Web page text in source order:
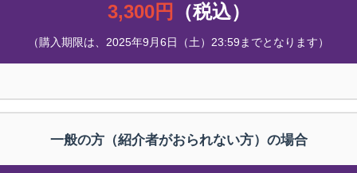
3,300円 （税込）
（購入期限は、2025年9月6日（土）23:59までとなります）
一般の方（紹介者がおられない方）の場合